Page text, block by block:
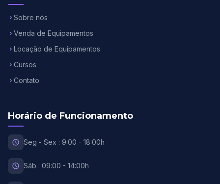
Sobre nós
Venda de Equipamentos
Locação de Equipamentos
Cursos
Contato
Horário de Funcionamento
Seg - Sex : 9:00 - 18:00h
Sáb : 09:00 - 14:00h